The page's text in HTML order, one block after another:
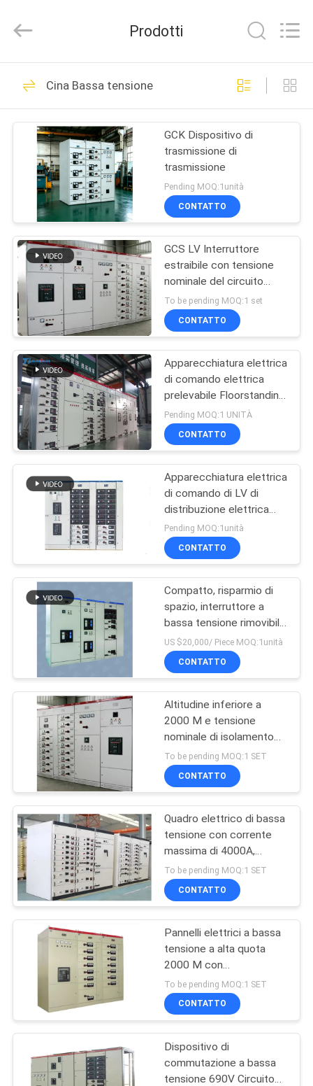
CASA
PRODOTTI
MOSTRA
CIRCA
NOI
GIRO
DELLA
FABBRICA
CONTROLLO
QUALITÀ
CONTATTICI
NOTIZIE
RICHIEDA
UNA
CITAZIONE
MAPPA
DEL
SITO
PRIVACY
POLICY
(Group)
Co.,Ltd..
Reserved.
Sottostazione
compatta del
trasformatore
81
sottostazione
mobile del
trasformatore
23
Tipo asciutto
trasformatore della
resina della colata
Trasformatore
elettrico a bagno
d'olio
apparecchiatura
elettrica di
comando media di
tensione
55
Alta tensione
43
Bassa tensione
Prodotti
Cina Bassa tensione
GCK Dispositivo di
trasmissione di
trasmissione
Pending MOQ:1unità
CONTATTO
GCS LV Interruttore
estraibile con tensione
nominale del circuito
principale AC 380 400
To be pending MOQ:1 set
CONTATTO
Apparecchiatura elettrica
di comando elettrica
prelevabile Floorstanding
di distribuzione di bassa
tensione del GCS
Pending MOQ:1 UNITÀ
CONTATTO
Apparecchiatura elettrica
di comando di LV di
distribuzione elettrica
dell'attrezzatura 0.4KV
della centrale elettrica
del GCS
Pending MOQ:1unità
CONTATTO
Compatto, risparmio di
spazio, interruttore a
bassa tensione rimovibile
con protezione IP54 e
indice AC690V
US $20,000/ Piece MOQ:1unità
CONTATTO
Altitudine inferiore a
2000 M e tensione
nominale di isolamento
AC690 Dispositivi di
commutazione a bassa
tensione per la
To be pending MOQ:1 SET
CONTATTO
Quadro elettrico di bassa
tensione con corrente
massima di 4000A,
conforme agli standard
IEC61439-2 e dimensioni
dell'armadio
To be pending MOQ:1 SET
CONTATTO
Pannelli elettrici a bassa
tensione a alta quota
2000 M con
caratteristiche e
vantaggi di tensione
isolante nominale AC690
To be pending MOQ:1 SET
CONTATTO
Dispositivo di
commutazione a bassa
tensione 690V Circuito